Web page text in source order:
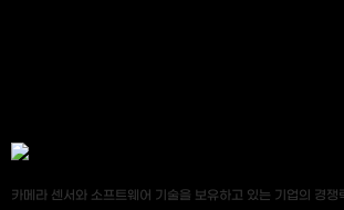
카메라 센서와 소프트웨어 기술을 보유하고 있는 기업의 경쟁